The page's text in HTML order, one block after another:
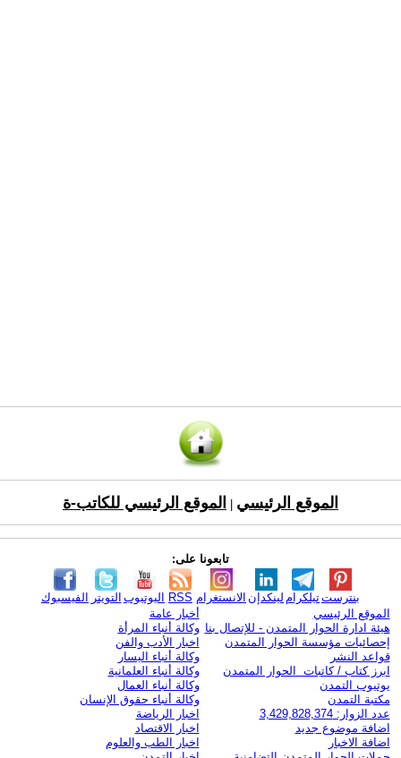
الموقع الرئيسي الموقع الرئيسي للكاتب-ة
تابعونا على:
الفيسبوك التويتر اليوتيوب RSS الانستغرام لينكدإن تيلكرامبنترست
الموقع الرئيسي
هيئة ادارة الحوار المتمدن - للإتصال بنا
إحصائيات مؤسسة الحوار المتمدن
قواعد النشر
ابرز كتاب / كاتبات الحوار المتمدن
يوتيوب التمدن
مكتبة التمدن
عدد الزوار: 3,429,828,374
اضافة موضوع جديد
اضافة الاخبار
أخبار عامة
وكالة أنباء المرأة
اخبار الأدب والفن
وكالة أنباء اليسار
وكالة أنباء العلمانية
وكالة أنباء العمال
وكالة أنباء حقوق الإنسان
اخبار الرياضة
اخبار الاقتصاد
اخبار الطب والعلوم